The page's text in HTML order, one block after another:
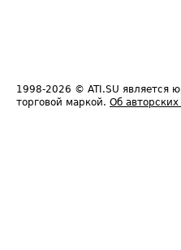
1998-2026 © ATI.SU является
торговой маркой. Об авторских